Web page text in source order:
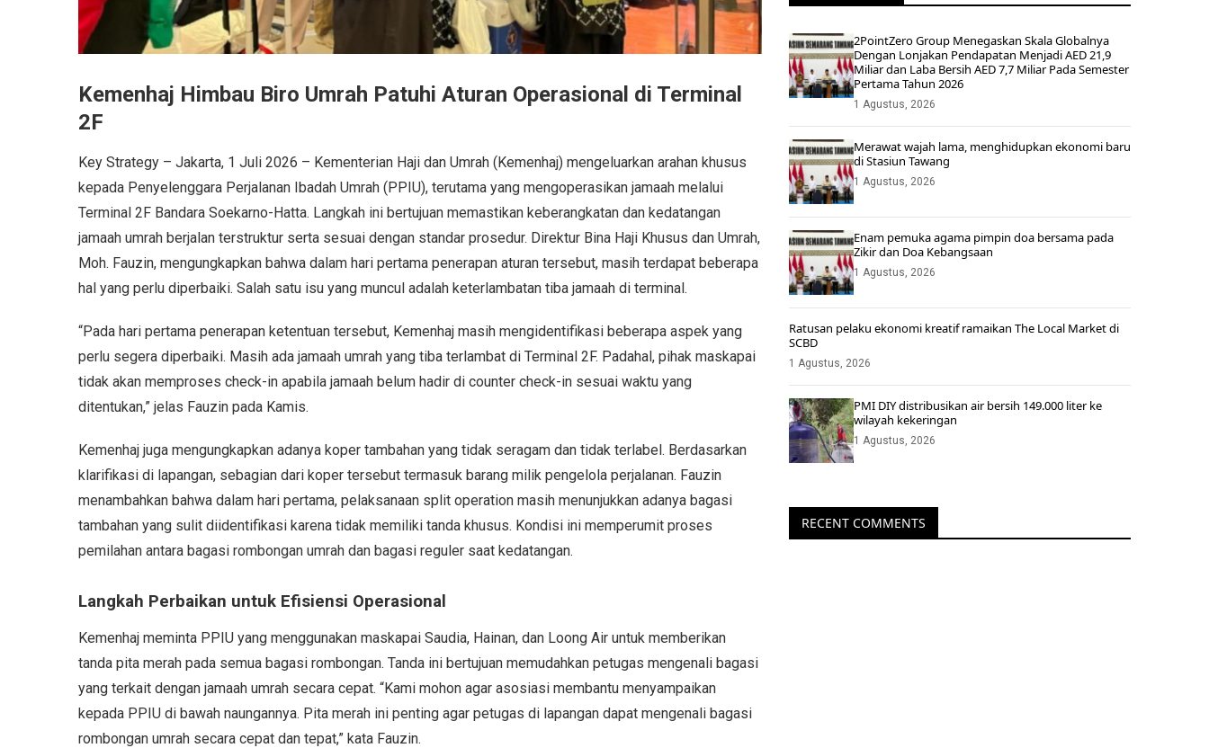
Kemenhaj Himbau Biro Umrah Patuhi Aturan Operasional di Terminal
2F
Key Strategy – Jakarta, 1 Juli 2026 – Kementerian Haji dan Umrah (Kemenhaj) mengeluarkan arahan khusus
kepada Penyelenggara Perjalanan Ibadah Umrah (PPIU), terutama yang mengoperasikan jamaah melalui
Terminal 2F Bandara Soekarno-Hatta. Langkah ini bertujuan memastikan keberangkatan dan kedatangan
jamaah umrah berjalan terstruktur serta sesuai dengan standar prosedur. Direktur Bina Haji Khusus dan Umrah,
Moh. Fauzin, mengungkapkan bahwa dalam hari pertama penerapan aturan tersebut, masih terdapat beberapa
hal yang perlu diperbaiki. Salah satu isu yang muncul adalah keterlambatan tiba jamaah di terminal.
“Pada hari pertama penerapan ketentuan tersebut, Kemenhaj masih mengidentifikasi beberapa aspek yang
perlu segera diperbaiki. Masih ada jamaah umrah yang tiba terlambat di Terminal 2F. Padahal, pihak maskapai
tidak akan memproses check-in apabila jamaah belum hadir di counter check-in sesuai waktu yang
ditentukan,” jelas Fauzin pada Kamis.
Kemenhaj juga mengungkapkan adanya koper tambahan yang tidak seragam dan tidak terlabel. Berdasarkan
klarifikasi di lapangan, sebagian dari koper tersebut termasuk barang milik pengelola perjalanan. Fauzin
menambahkan bahwa dalam hari pertama, pelaksanaan split operation masih menunjukkan adanya bagasi
tambahan yang sulit diidentifikasi karena tidak memiliki tanda khusus. Kondisi ini memperumit proses
pemilahan antara bagasi rombongan umrah dan bagasi reguler saat kedatangan.
Langkah Perbaikan untuk Efisiensi Operasional
Kemenhaj meminta PPIU yang menggunakan maskapai Saudia, Hainan, dan Loong Air untuk memberikan
tanda pita merah pada semua bagasi rombongan. Tanda ini bertujuan memudahkan petugas mengenali bagasi
yang terkait dengan jamaah umrah secara cepat. “Kami mohon agar asosiasi membantu menyampaikan
kepada PPIU di bawah naungannya. Pita merah ini penting agar petugas di lapangan dapat mengenali bagasi
rombongan umrah secara cepat dan tepat,” kata Fauzin.
2PointZero Group Menegaskan Skala Globalnya
Dengan Lonjakan Pendapatan Menjadi AED 21,9
Miliar dan Laba Bersih AED 7,7 Miliar Pada Semester
Pertama Tahun 2026
1 Agustus, 2026
Merawat wajah lama, menghidupkan ekonomi baru
di Stasiun Tawang
1 Agustus, 2026
Enam pemuka agama pimpin doa bersama pada
Zikir dan Doa Kebangsaan
1 Agustus, 2026
Ratusan pelaku ekonomi kreatif ramaikan The Local Market di
SCBD
1 Agustus, 2026
PMI DIY distribusikan air bersih 149.000 liter ke
wilayah kekeringan
1 Agustus, 2026
RECENT COMMENTS